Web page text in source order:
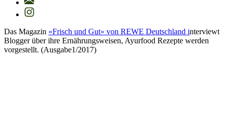
Das Magazin «Frisch und Gut» von REWE Deutschland interviewt
Blogger über ihre Ernährungsweisen, Ayurfood Rezepte werden
vorgestellt. (Ausgabe1/2017)